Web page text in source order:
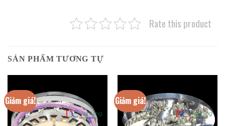
Rate this product
SẢN PHẨM TƯƠNG TỰ
Giảm giá! Giảm giá!